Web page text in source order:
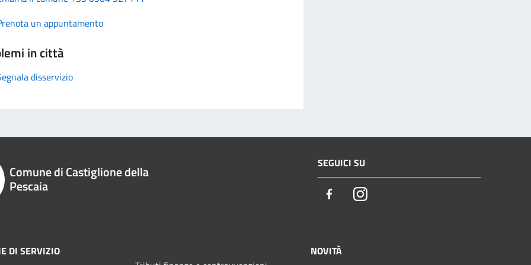
un appuntamento
in città
disservizio
Comune di Castiglione della
Pescaia
SEGUICI SU
FacebookInstagram
DI SERVIZIO
NOVITÀ